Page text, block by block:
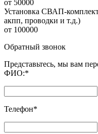
от 50000
Установка СВАП-
акпп, проводки и т.д.)
от 100000
Обратный звонок
Представьтесь, мы вам
ФИО:*
Телефон*